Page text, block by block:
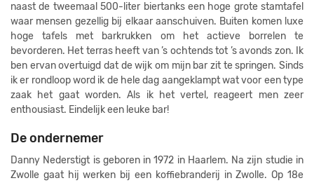
naast de tweemaal 500-liter biertanks een hoge grote stamtafel
waar mensen gezellig bij elkaar aanschuiven. Buiten komen luxe
hoge tafels met barkrukken om het actieve borrelen te
bevorderen. Het terras heeft van ’s ochtends tot ’s avonds zon. Ik
ben ervan overtuigd dat de wijk om mijn bar zit te springen. Sinds
ik er rondloop word ik de hele dag aangeklampt wat voor een type
zaak het gaat worden. Als ik het vertel, reageert men zeer
enthousiast. Eindelijk een leuke bar!
De ondernemer
Danny Nederstigt is geboren in 1972 in Haarlem. Na zijn studie in
Zwolle gaat hij werken bij een koffiebranderij in Zwolle. Op 18e